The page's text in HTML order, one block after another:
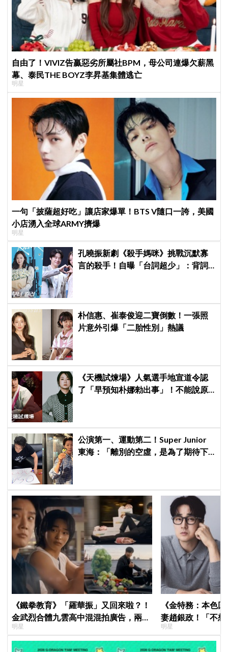
自由了！VIVIZ告贏惡劣所屬社BPM，母公司連爆欠薪黑
幕、泰民THE BOYZ李昇基集體逃亡
明星
一句「披薩超好吃」讓店家爆單！BTS V隨口一誇，美國
小店湧入全球ARMY擠爆
明星
孔曉振新劇《殺手媽咪》挑戰沉默寡
言的殺手！自曝「台詞超少」：背詞
朴信惠、崔泰俊迎二寶倒數！一張照
片意外引爆「二胎性別」熱議
《天機試煉場》人氣選手地宣道令認
了「早預知朴娜勑出事」！不能說原
公演第一、運動第二！Super Junior
東海：「離別的空虛，是為了期待下
《鐵拳教育》「羅華振」又回來啦？！
金武烈合體九雲高中混混拍廣告，兩人
嚇壞反應笑翻劇迷：根本番外篇！
明星
《金特務：本色
妻趙銀政！「不
一句話展現滿滿
明星